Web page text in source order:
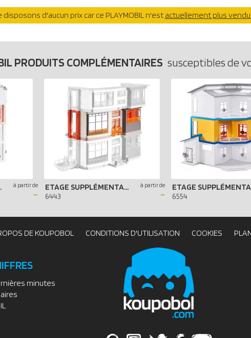
disposons d'aucun prix car ce PLAYMOBIL n'est actuellement plus
PRODUITS COMPLÉMENTAIRES susceptibles de
à partir de
-
ETAGE SUPPLÉMENTAIRE POUR HÔPITAL PÉDIATRIQUE
6443
à partir de
- 6554
DE KOUPOBOL CONDITIONS D'UTILISATION COOKIES
minutes